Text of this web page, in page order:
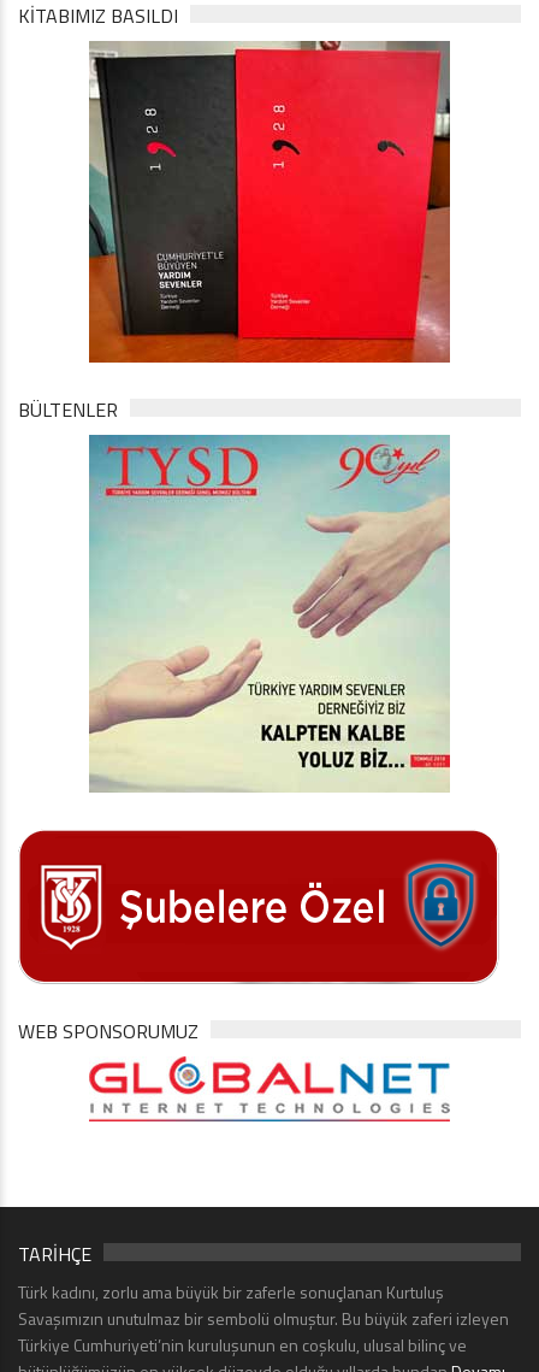
KİTABIMIZ BASILDI
BÜLTENLER
WEB SPONSORUMUZ
TARİHÇE
Türk kadını, zorlu ama büyük bir zaferle sonuçlanan Kurtuluş
Savaşımızın unutulmaz bir sembolü olmuştur. Bu büyük zaferi izleyen
Türkiye Cumhuriyeti’nin kuruluşunun en coşkulu, ulusal bilinç ve